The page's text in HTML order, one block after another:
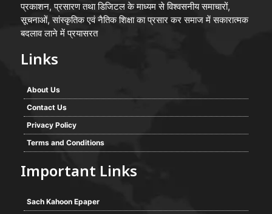
प्रकाशन, प्रसारण तथा डिजिटल के माध्यम से विश्वसनीय समाचारों,
सूचनाओं, सांस्कृतिक एवं नैतिक शिक्षा का प्रसार कर समाज में सकारात्मक
बदलाव लाने में प्रयासरत
Links
About Us
Contact Us
Privacy Policy
Terms and Conditions
Important Links
Sach Kahoon Epaper